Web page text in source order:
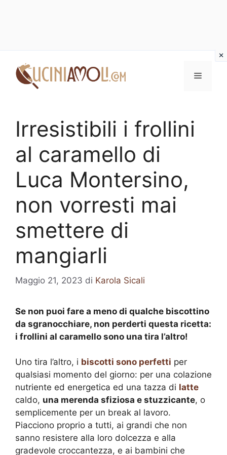
contenuto
Menu
Irresistibili i frollini
al caramello di
Luca Montersino,
non vorresti mai
smettere di
mangiarli
Maggio 21, 2023 di Karola Sicali
Se non puoi fare a meno di qualche biscottino
da sgranocchiare, non perderti questa ricetta:
i frollini al caramello sono una tira l’altro!
Uno tira l’altro, i biscotti sono perfetti per
qualsiasi momento del giorno: per una colazione
nutriente ed energetica ed una tazza di latte
caldo, una merenda sfiziosa e stuzzicante, o
semplicemente per un break al lavoro.
Piacciono proprio a tutti, ai grandi che non
sanno resistere alla loro dolcezza e alla
gradevole croccantezza, e ai bambini che